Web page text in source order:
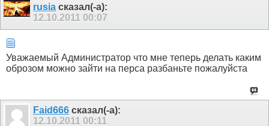
rusia сказал(-а):
12.10.2011 00:07
Уважаемый Администратор что мне теперь делать каким
оброзом можно зайти на перса разбаньте пожалуйста
Faid666 сказал(-а):
12.10.2011 00:11